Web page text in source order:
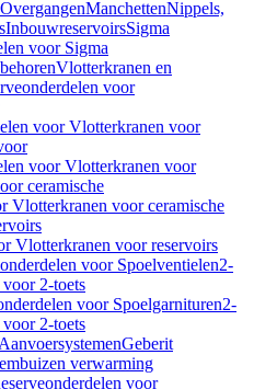
OvergangenManchettenNippels,
InbouwreservoirsSigma
voor Sigma
Vlotterkranen en
voor
voor Vlotterkranen voor
voor Vlotterkranen voor
ceramische
Vlotterkranen voor ceramische
Vlotterkranen voor reservoirs
voor Spoelventielen2-
2-toets
voor Spoelgarnituren2-
2-toets
AanvoersystemenGeberit
verwarming
voor